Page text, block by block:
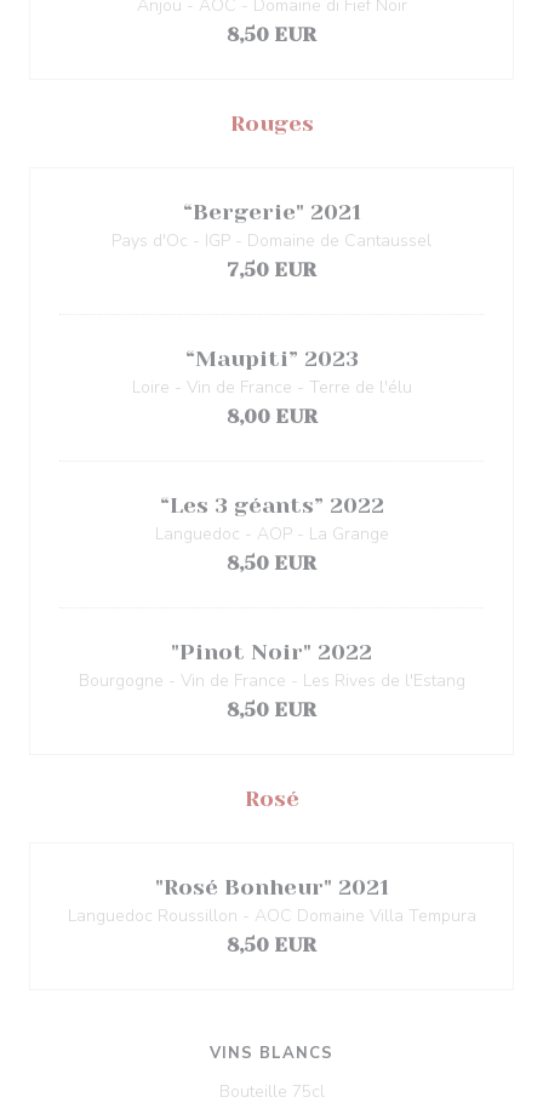
Anjou - AOC - Domaine di Fief Noir
8,50 EUR
Rouges
“Bergerie" 2021
Pays d'Oc - IGP - Domaine de Cantaussel
7,50 EUR
“Maupiti” 2023
Loire - Vin de France - Terre de l'élu
8,00 EUR
“Les 3 géants” 2022
Languedoc - AOP - La Grange
8,50 EUR
"Pinot Noir" 2022
Bourgogne - Vin de France - Les Rives de l'Estang
8,50 EUR
Rosé
"Rosé Bonheur" 2021
Languedoc Roussillon - AOC Domaine Villa Tempura
8,50 EUR
VINS BLANCS
Bouteille 75cl